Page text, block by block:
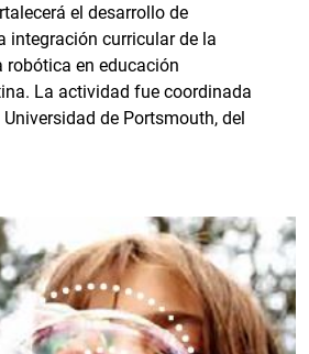
el desarrollo de
integración curricular de la
robótica en educación
La actividad fue coordinada
de Portsmouth, del